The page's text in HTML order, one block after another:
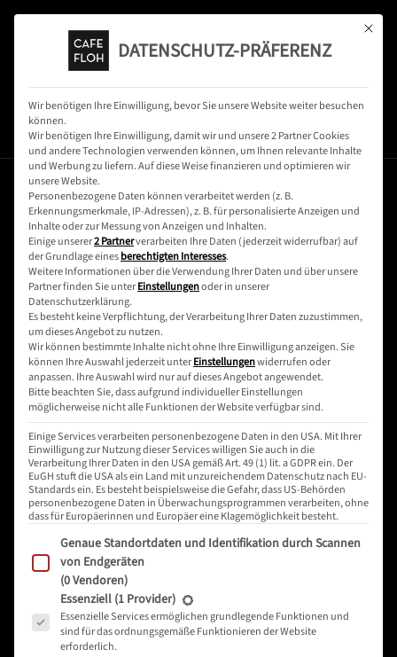
UNENTSCHLOSSENE LILLI
Avocado | Tomate-Mozzarella | Butter | Honig |
Mit
DATENSCHUTZ-PRÄFERENZ
Wir benötigen Ihre Einwilligung, bevor Sie unsere Website weiter besuchen
können.
Wir benötigen Ihre Einwilligung, damit wir und unsere 2 Partner Cookies
und andere Technologien verwenden können, um Ihnen relevante Inhalte
und Werbung zu liefern. Auf diese Weise finanzieren und optimieren wir
unsere Website.
Personenbezogene Daten können verarbeitet werden (z. B.
Erkennungsmerkmale, IP-Adressen), z. B. für personalisierte Anzeigen und
Inhalte oder zur Messung von Anzeigen und Inhalten.
Einige unserer2 Partnerverarbeiten Ihre Daten (jederzeit widerrufbar) auf
der Grundlage einesberechtigten Interesses.
Weitere Informationen über die Verwendung Ihrer Daten und über unsere
Partner finden Sie unterEinstellungenoder in unserer
Datenschutzerklärung.
Es besteht keine Verpflichtung, der Verarbeitung Ihrer Daten zuzustimmen,
um dieses Angebot zu nutzen.
Wir können bestimmte Inhalte nicht ohne Ihre Einwilligung anzeigen. Sie
können Ihre Auswahl jederzeit unterEinstellungenwiderrufen oder
anpassen. Ihre Auswahl wird nur auf dieses Angebot angewendet.
Bitte beachten Sie, dass aufgrund individueller Einstellungen
möglicherweise nicht alle Funktionen der Website verfügbar sind.
Einige Services verarbeiten personenbezogene Daten in den USA. Mit Ihrer
Einwilligung zur Nutzung dieser Services willigen Sie auch in die
Verarbeitung Ihrer Daten in den USA gemäß Art. 49 (1) lit. a GDPR ein. Der
EuGH stuft die USA als ein Land mit unzureichendem Datenschutz nach EU-
Standards ein. Es besteht beispielsweise die Gefahr, dass US-Behörden
personenbezogene Daten in Überwachungsprogrammen verarbeiten, ohne
dass für Europäerinnen und Europäer eine Klagemöglichkeit besteht.
Im Folgenden finden Sie eine Liste der Zwecke des
Genaue Standortdaten und Identifikation durch Scannen
von Endgeräten
(0 Vendoren)
Es folgt eine Liste der Service-Gruppen, für die eine
Essenziell (1 Provider)
Essenzielle Services ermöglichen grundlegende Funktionen und
sind für das ordnungsgemäße Funktionieren der Website
erforderlich.